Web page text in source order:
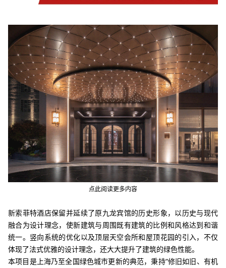
点此阅读更多内容
新索菲特酒店保留并延续了原九龙宾馆的历史形象，以历史与现代
融合为设计理念，使新建筑与周围既有建筑的比例和风格达到和谐
统一。竖向系统的优化以及顶层天空会所和屋顶花园的引入，不仅
体现了法式优雅的设计理念，还大大提升了建筑的绿色性能。
本项目是上海乃至全国绿色城市更新的典范，秉持“修旧如旧、有机